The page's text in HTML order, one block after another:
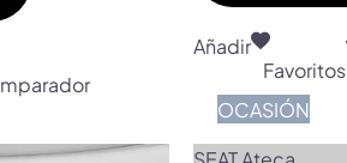
Añadir
Favoritos
OCASIÓN